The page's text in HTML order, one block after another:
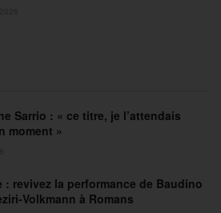
Sarrio : « ce titre, je l’attendais
moment »
: revivez la performance de Baudino
Volkmann à Romans